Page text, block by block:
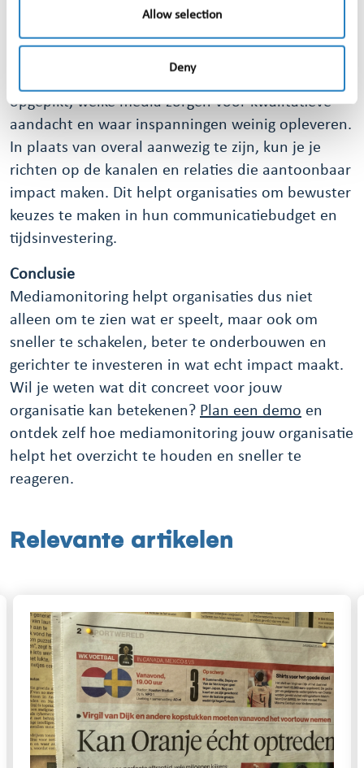
Allow selection
Deny
publicaties en kanalen structureel bijdragen aan je
doelen en welke minder effect hebben.
opgepikt, welke media zorgen voor kwalitatieve
aandacht en waar inspanningen weinig opleveren.
In plaats van overal aanwezig te zijn, kun je je
richten op de kanalen en relaties die aantoonbaar
impact maken. Dit helpt organisaties om bewuster
keuzes te maken in hun communicatiebudget en
tijdsinvestering.
Conclusie
Mediamonitoring helpt organisaties dus niet
alleen om te zien wat er speelt, maar ook om
sneller te schakelen, beter te onderbouwen en
gerichter te investeren in wat echt impact maakt.
Wil je weten wat dit concreet voor jouw
organisatie kan betekenen? Plan een demo en
ontdek zelf hoe mediamonitoring jouw organisatie
helpt het overzicht te houden en sneller te
reageren.
Relevante artikelen